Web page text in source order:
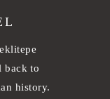
back to
history.